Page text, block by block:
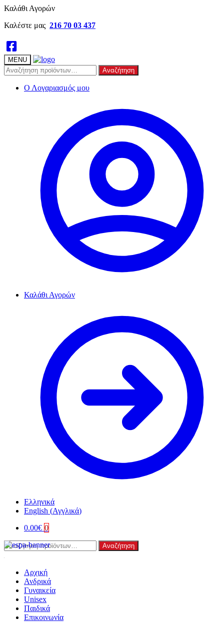
Skip
navigation
Skip
content
Καλάθι Αγορών
Καλέστε μας 216 70 03 437
MENU
Αναζήτηση
για:
Αναζήτηση
Ο Λογαριασμός μου
Καλάθι Αγορών
Ελληνικά
English (Αγγλικά)
0.00€ 0
Αναζήτηση
για:
Αναζήτηση
Αρχική
Ανδρικά
Γυναικεία
Unisex
Παιδικά
Επικοινωνία